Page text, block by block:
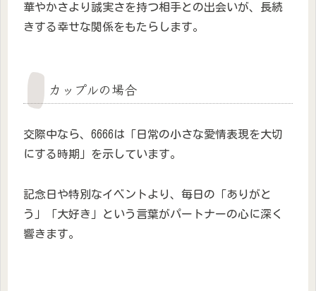
華やかさより誠実さを持つ相手との出会いが、長続
きする幸せな関係をもたらします。
カップルの場合
交際中なら、6666は「日常の小さな愛情表現を大切
にする時期」を示しています。
記念日や特別なイベントより、毎日の「ありがと
う」「大好き」という言葉がパートナーの心に深く
響きます。